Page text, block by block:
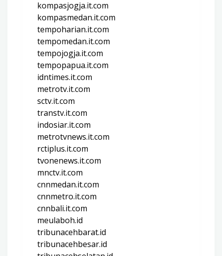
kompasjogja.it.com
kompasmedan.it.com
tempoharian.it.com
tempomedan.it.com
tempojogja.it.com
tempopapua.it.com
idntimes.it.com
metrotv.it.com
sctv.it.com
transtv.it.com
indosiar.it.com
metrotvnews.it.com
rctiplus.it.com
tvonenews.it.com
mnctv.it.com
cnnmedan.it.com
cnnmetro.it.com
cnnbali.it.com
meulaboh.id
tribunacehbarat.id
tribunacehbesar.id